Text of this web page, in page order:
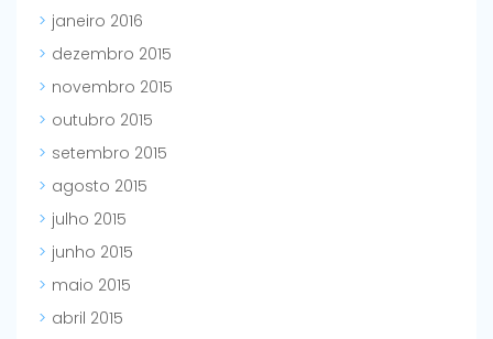
janeiro 2016
dezembro 2015
novembro 2015
outubro 2015
setembro 2015
agosto 2015
julho 2015
junho 2015
maio 2015
abril 2015